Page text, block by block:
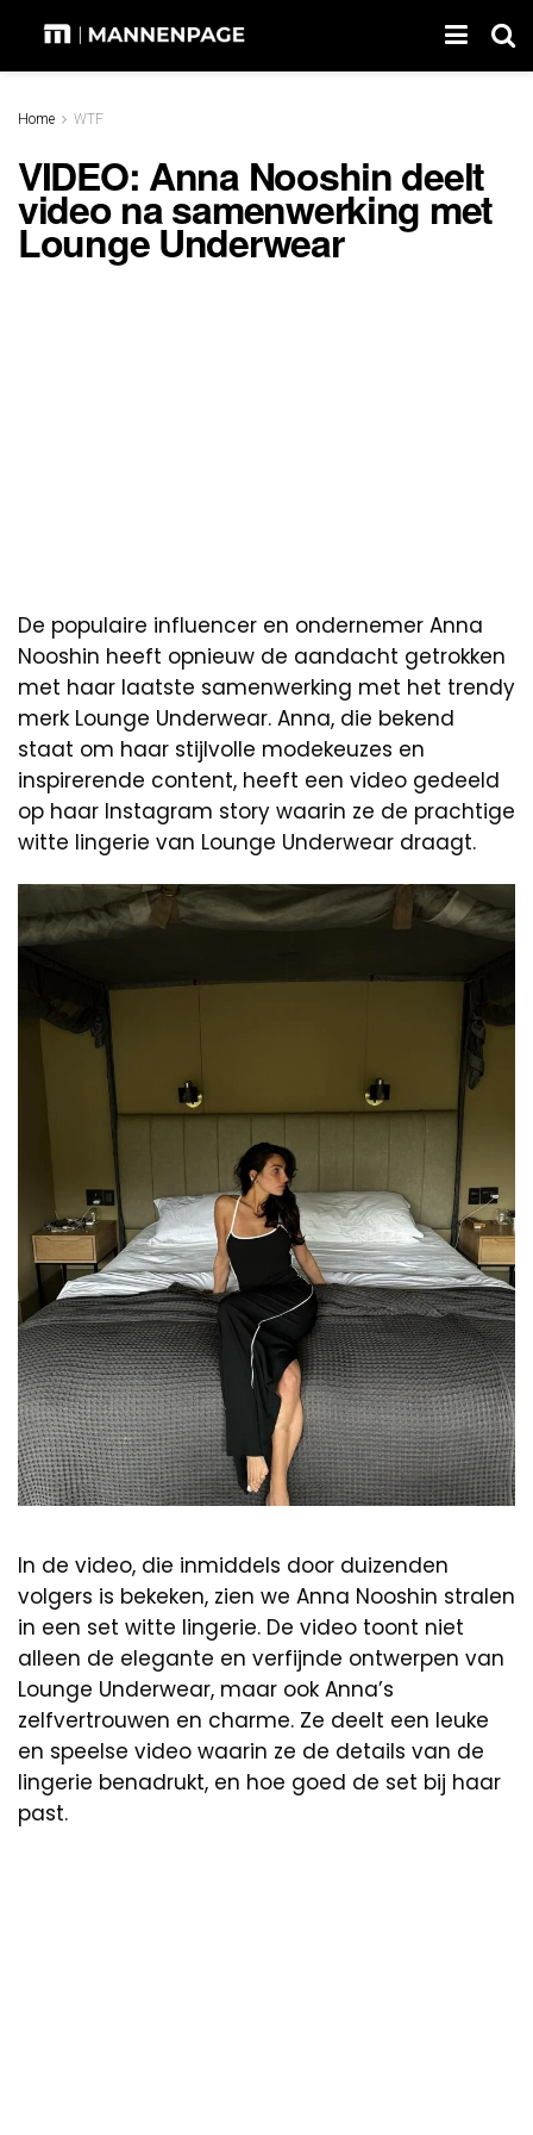
Home WTF
VIDEO: Anna Nooshin deelt
video na samenwerking met
Lounge Underwear
De populaire influencer en ondernemer Anna
Nooshin heeft opnieuw de aandacht getrokken
met haar laatste samenwerking met het trendy
merk Lounge Underwear. Anna, die bekend
staat om haar stijlvolle modekeuzes en
inspirerende content, heeft een video gedeeld
op haar Instagram story waarin ze de prachtige
witte lingerie van Lounge Underwear draagt.
In de video, die inmiddels door duizenden
volgers is bekeken, zien we Anna Nooshin stralen
in een set witte lingerie. De video toont niet
alleen de elegante en verfijnde ontwerpen van
Lounge Underwear, maar ook Anna’s
zelfvertrouwen en charme. Ze deelt een leuke
en speelse video waarin ze de details van de
lingerie benadrukt, en hoe goed de set bij haar
past.